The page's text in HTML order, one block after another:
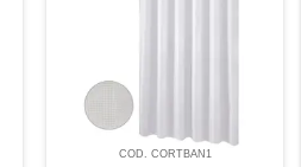
COD. CORTBAN1